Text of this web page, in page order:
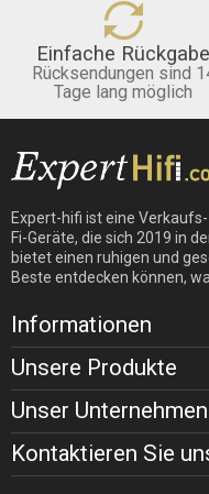
Einfache Rückgabe
Rücksendungen sind
Tage lang möglich
Expert-hifi ist eine
Fi-Geräte, die sich 2019 in
bietet einen ruhigen und
Beste entdecken können,
Informationen
Unsere Produkte
Unser Unternehmen
Kontaktieren Sie